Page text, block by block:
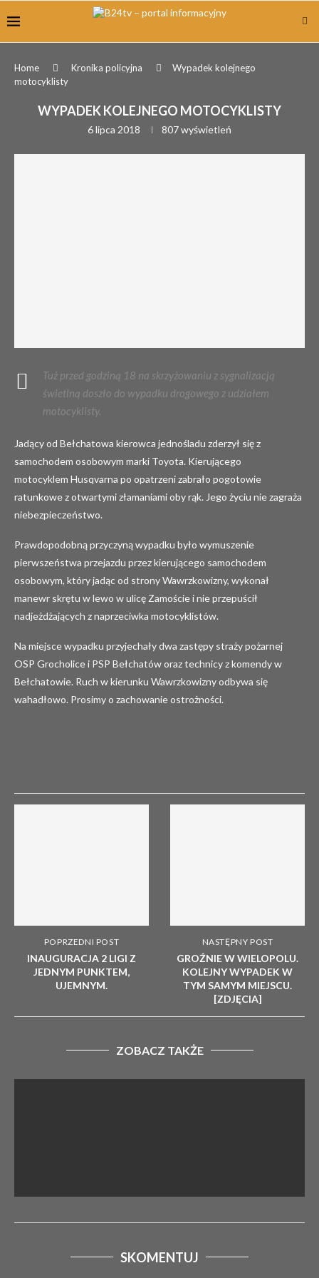
Home Kronika policyjna
Wypadek kolejnego
motocyklisty
WYPADEK KOLEJNEGO MOTOCYKLISTY
6 lipca 2018 807wyświetleń
Tuż przed godziną 18 na skrzyżowaniu z sygnalizacją
świetlną doszło do wypadku drogowego z udziałem
motocyklisty.
Jadący od Bełchatowa kierowca jednośladu zderzył się z
samochodem osobowym marki Toyota. Kierującego
motocyklem Husqvarna po opatrzeni zabrało pogotowie
ratunkowe z otwartymi złamaniami oby rąk. Jego życiu nie zagraża
niebezpieczeństwo.
Prawdopodobną przyczyną wypadku było wymuszenie
pierwszeństwa przejazdu przez kierującego samochodem
osobowym, który jadąc od strony Wawrzkowizny, wykonał
manewr skrętu w lewo w ulicę Zamoście i nie przepuścił
nadjeżdżających z naprzeciwka motocyklistów.
Na miejsce wypadku przyjechały dwa zastępy straży pożarnej
OSP Grocholice i PSP Bełchatów oraz technicy z komendy w
Bełchatowie. Ruch w kierunku Wawrzkowizny odbywa się
wahadłowo. Prosimy o zachowanie ostrożności.
POPRZEDNI POST
INAUGURACJA 2 LIGI Z
JEDNYM PUNKTEM,
UJEMNYM.
NASTĘPNY POST
GROŹNIE W WIELOPOLU.
KOLEJNY WYPADEK W
TYM SAMYM MIEJSCU.
[ZDJĘCIA]
ZOBACZ TAKŻE
SKOMENTUJ